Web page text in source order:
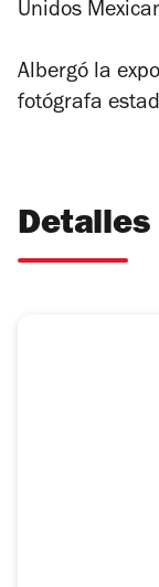
Unidos
Albergó la
fotógrafa
Detalles